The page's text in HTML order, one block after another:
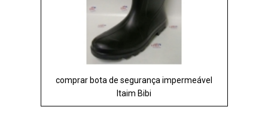
comprar bota de segurança impermeável
Itaim Bibi